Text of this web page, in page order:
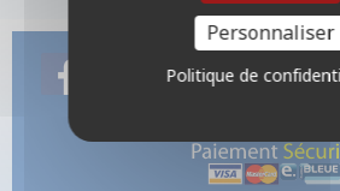
Personnaliser
Politique de